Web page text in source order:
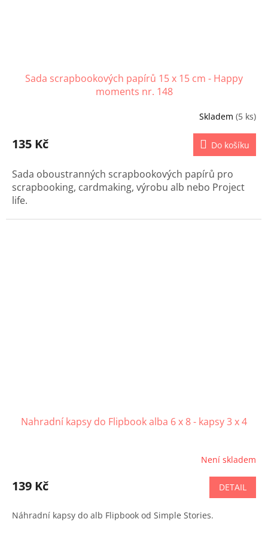
Sada scrapbookových papírů 15 x 15 cm - Happy
moments nr. 148
Skladem (5 ks)
135 Kč Do košíku
Sada oboustranných scrapbookových papírů pro
scrapbooking, cardmaking, výrobu alb nebo Project
life.
Nahradní kapsy do Flipbook alba 6 x 8 - kapsy 3 x 4
Není skladem
139 Kč DETAIL
Náhradní kapsy do alb Flipbook od Simple Stories.